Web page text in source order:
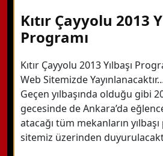
Kıtır Çayyolu 2013
Programı
Kıtır Çayyolu 2013 Yılbaşı
Web Sitemizde
Geçen yılbaşında olduğu gibi
gecesinde de Ankara’da
atacağı tüm mekanların
sitemiz üzerinden